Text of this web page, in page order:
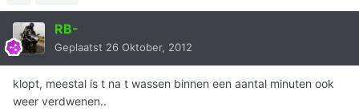
RB-
Geplaatst 26 Oktober, 2012
klopt, meestal is t na t wassen binnen een aantal minuten ook
weer verdwenen..